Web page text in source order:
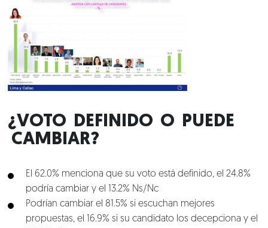
¿VOTO DEFINIDO O PUEDE
CAMBIAR?
El 62.0% menciona que su voto está definido, el 24.8%
podría cambiar y el 13.2% Ns/Nc
Podrían cambiar el 81.5% si escuchan mejores
propuestas, el 16.9% si su candidato los decepciona y el